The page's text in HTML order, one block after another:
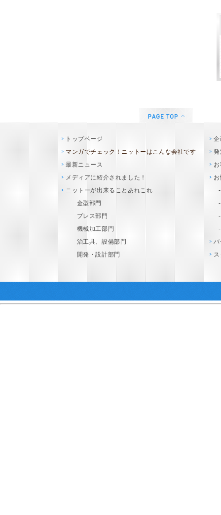
トップページ
マンガでチェック！ニットーはこんな会社です
最新ニュース
メディアに紹介されました！
ニットーが出来ることあれこれ
金型部門
プレス部門
機械加工部門
治工具、設備部門
開発・設計部門
企
発
お
お
バ
ス